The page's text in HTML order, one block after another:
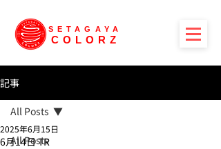
SETAGAYA
COLORZ
記事
All Posts
All Posts
6月14日 TR
2025年6月15日